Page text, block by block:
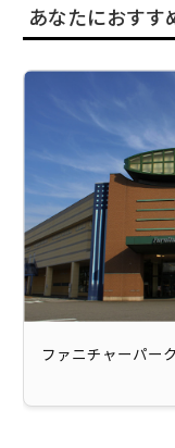
あなたにおすす
ファニチャーパー